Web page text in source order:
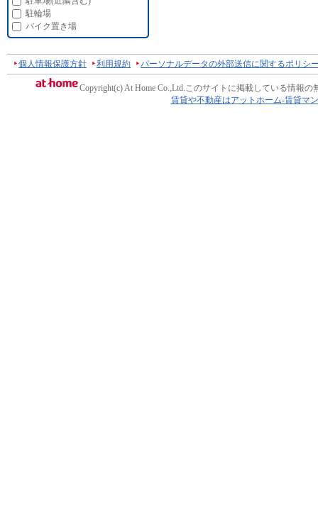
駐輪場
バイク置き場
個人情報保護方針 利用規約 パーソナルデータの外部送信に関するポリシ
Copyright(c) At Home Co.,Ltd.このサイトに掲載している情報の
賃貸や不動産はアットホーム-賃貸マ